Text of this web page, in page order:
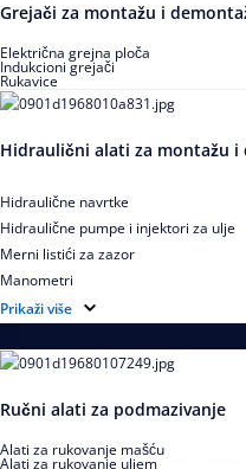
Grejači za montažu i
Električna grejna ploča
Indukcioni grejači
Rukavice
Hidraulični alati za montažu i
Hidraulične navrtke
Hidraulične pumpe i injektori za ulje
Merni listići za zazor
Manometri
Hidraulično ulje za montažu i
Prikaži više
Ručni alati za podmazivanje
Alati za rukovanje mašću
Alati za rukovanje uljem